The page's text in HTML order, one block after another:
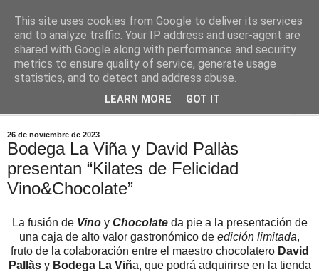
Comoju
La Cocina del Día a Día y el día a día de la Gastronomía
26 de noviembre de 2023
Bodega La Viña y David Pallàs
presentan “Kilates de Felicidad
Vino&Chocolate”
La fusión de Vino y Chocolate da pie a la presentación de
una caja de alto valor gastronómico de edición limitada,
fruto de la colaboración entre el maestro chocolatero David
Pallàsy Bodega La Viña, que podrá adquirirse en la tienda
This site uses cookies from Google to deliver its services
and to analyze traffic. Your IP address and user-agent are
shared with Google along with performance and security
metrics to ensure quality of service, generate usage
statistics, and to detect and address abuse.
LEARN MORE GOT IT